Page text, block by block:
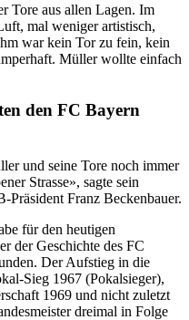
Tore aus allen Lagen. Im
mal weniger artistisch,
war kein Tor zu fein, kein
Müller wollte einfach
den FC Bayern
und seine Tore noch immer
Strasse», sagte sein
Präsident Franz Beckenbauer.
für den heutigen
der Geschichte des FC
Der Aufstieg in die
Sieg 1967 (Pokalsieger),
1969 und nicht zuletzt
dreimal in Folge